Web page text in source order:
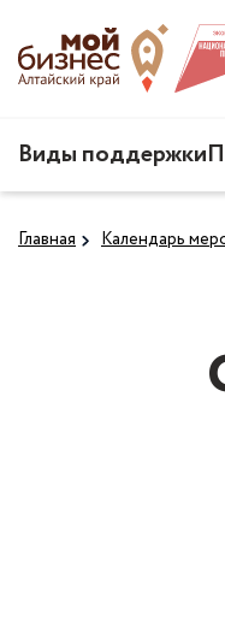
Виды поддержки
Главная Календарь